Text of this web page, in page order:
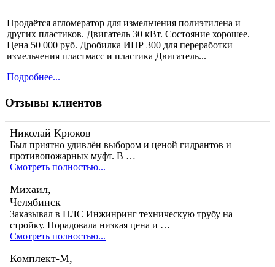
Продаётся агломератор для измельчения полиэтилена и
других пластиков. Двигатель 30 кВт. Состояние хорошее.
Цена 50 000 руб. Дробилка ИПР 300 для переработки
измельчения пластмасс и пластика Двигатель...
Подробнее...
Отзывы клиентов
Николай Крюков
Был приятно удивлён выбором и ценой гидрантов и
противопожарных муфт. В …
Смотреть полностью...
Михаил,
Челябинск
Заказывал в ПЛС Инжинринг техническую трубу на
стройку. Порадовала низкая цена и …
Смотреть полностью...
Комплект-М,